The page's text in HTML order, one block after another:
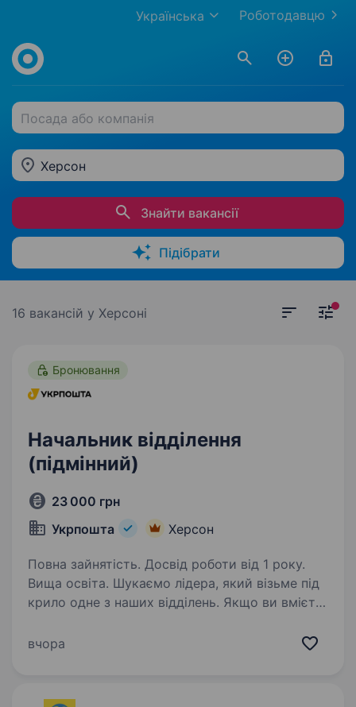
Роботодавцю
Українська
Посада або компанія
Херсон
Знайти вакансії
Підібрати
16 вакансій у Херсоні
Бронювання
Начальник відділення
(підмінний)
23 000 грн
Укрпошта
Херсон
Повна зайнятість. Досвід роботи від 1 року.
Вища освіта. Шукаємо лідера, який візьме під
крило одне з наших відділень. Якщо ви вмієте
з клієнтами — ми чекаємо саме на вас. Ваша
вчора